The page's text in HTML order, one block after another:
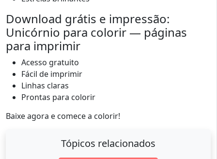
Download grátis e impressão:
Unicórnio para colorir — páginas
para imprimir
Acesso gratuito
Fácil de imprimir
Linhas claras
Prontas para colorir
Baixe agora e comece a colorir!
Tópicos relacionados